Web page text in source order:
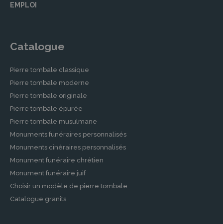
EMPLOI
Catalogue
Pierre tombale classique
Pierre tombale moderne
Pierre tombale originale
Pierre tombale épurée
Pierre tombale musulmane
Monuments funéraires personnalisés
Monuments cinéraires personnalisés
Monument funéraire chrétien
Monument funéraire juif
Choisir un modèle de pierre tombale
Catalogue granits